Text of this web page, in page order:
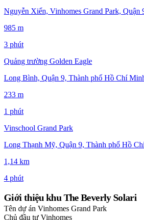
Nguyễn Xiển, Vinhomes Grand Park,
985 m
3 phút
Quảng trường Golden Eagle
Long Bình, Quận 9, Thành phố Hồ Chí
233 m
1 phút
Vinschool Grand Park
Long Thạnh Mỹ, Quận 9, Thành phố Hồ
1,14 km
4 phút
Giới thiệu khu The Beverly Solari
Tên dự án Vinhomes Grand Park
Chủ đầu tư Vinhomes